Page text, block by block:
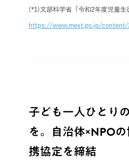
(*1)文部科学省「令和2年度児童生
https://www.mext.go.jp/content/
子ども一人ひとり
を。自治体×NPO
携協定を締結